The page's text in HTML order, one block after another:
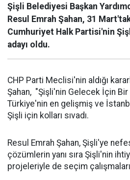
Şişli Belediyesi Başkan
Resul Emrah Şahan, 31
Cumhuriyet Halk Partisi'nin
adayı oldu.
CHP Parti Meclisi'nin aldığı
Şahan, "Şişli'nin Gelecek İçin Bir
Türkiye'nin en gelişmiş ve
Şişli için kolları sıvadı.
Resul Emrah Şahan, Şişli'ye
çözümlerin yanı sıra Şişli'nin
projeleriyle de seçim